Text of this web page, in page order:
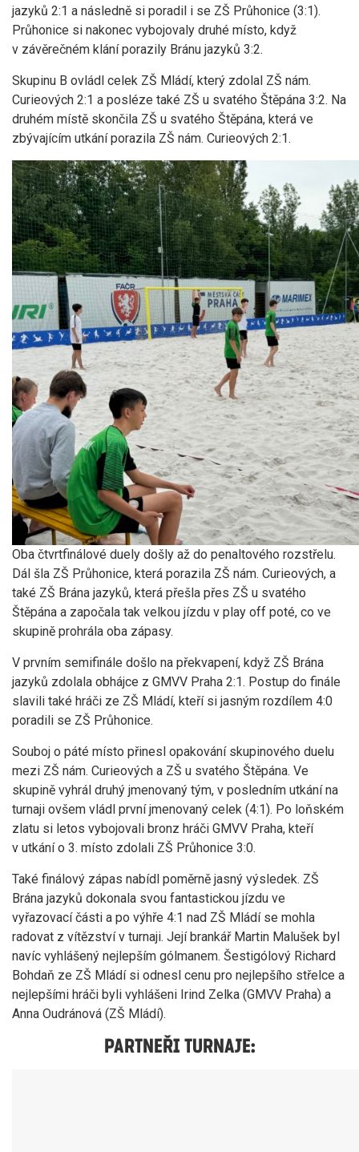
jazyků 2:1 a následně si poradil i se ZŠ Průhonice (3:1).
Průhonice si nakonec vybojovaly druhé místo, když
v závěrečném klání porazily Bránu jazyků 3:2.
Skupinu B ovládl celek ZŠ Mládí, který zdolal ZŠ nám.
Curieových 2:1 a posléze také ZŠ u svatého Štěpána 3:2. Na
druhém místě skončila ZŠ u svatého Štěpána, která ve
zbývajícím utkání porazila ZŠ nám. Curieových 2:1.
Oba čtvrtfinálové duely došly až do penaltového rozstřelu.
Dál šla ZŠ Průhonice, která porazila ZŠ nám. Curieových, a
také ZŠ Brána jazyků, která přešla přes ZŠ u svatého
Štěpána a započala tak velkou jízdu v play off poté, co ve
skupině prohrála oba zápasy.
V prvním semifinále došlo na překvapení, když ZŠ Brána
jazyků zdolala obhájce z GMVV Praha 2:1. Postup do finále
slavili také hráči ze ZŠ Mládí, kteří si jasným rozdílem 4:0
poradili se ZŠ Průhonice.
Souboj o páté místo přinesl opakování skupinového duelu
mezi ZŠ nám. Curieových a ZŠ u svatého Štěpána. Ve
skupině vyhrál druhý jmenovaný tým, v posledním utkání na
turnaji ovšem vládl první jmenovaný celek (4:1). Po loňském
zlatu si letos vybojovali bronz hráči GMVV Praha, kteří
v utkání o 3. místo zdolali ZŠ Průhonice 3:0.
Také finálový zápas nabídl poměrně jasný výsledek. ZŠ
Brána jazyků dokonala svou fantastickou jízdu ve
vyřazovací části a po výhře 4:1 nad ZŠ Mládí se mohla
radovat z vítězství v turnaji. Její brankář Martin Malušek byl
navíc vyhlášený nejlepším gólmanem. Šestigólový Richard
Bohdaň ze ZŠ Mládí si odnesl cenu pro nejlepšího střelce a
nejlepšími hráči byli vyhlášeni Irind Zelka (GMVV Praha) a
Anna Oudránová (ZŠ Mládí).
PARTNEŘI TURNAJE: